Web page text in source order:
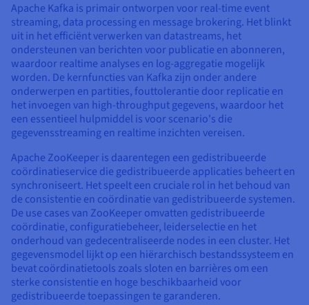
Apache Kafka is primair ontworpen voor real-time event
streaming, data processing en message brokering. Het blinkt
uit in het efficiënt verwerken van datastreams, het
ondersteunen van berichten voor publicatie en abonneren,
waardoor realtime analyses en log-aggregatie mogelijk
worden. De kernfuncties van Kafka zijn onder andere
onderwerpen en partities, fouttolerantie door replicatie en
het invoegen van high-throughput gegevens, waardoor het
een essentieel hulpmiddel is voor scenario's die
gegevensstreaming en realtime inzichten vereisen.
Apache ZooKeeper is daarentegen een gedistribueerde
coördinatieservice die gedistribueerde applicaties beheert en
synchroniseert. Het speelt een cruciale rol in het behoud van
de consistentie en coördinatie van gedistribueerde systemen.
De use cases van ZooKeeper omvatten gedistribueerde
coördinatie, configuratiebeheer, leiderselectie en het
onderhoud van gedecentraliseerde nodes in een cluster. Het
gegevensmodel lijkt op een hiërarchisch bestandssysteem en
bevat coördinatietools zoals sloten en barrières om een
sterke consistentie en hoge beschikbaarheid voor
gedistribueerde toepassingen te garanderen.